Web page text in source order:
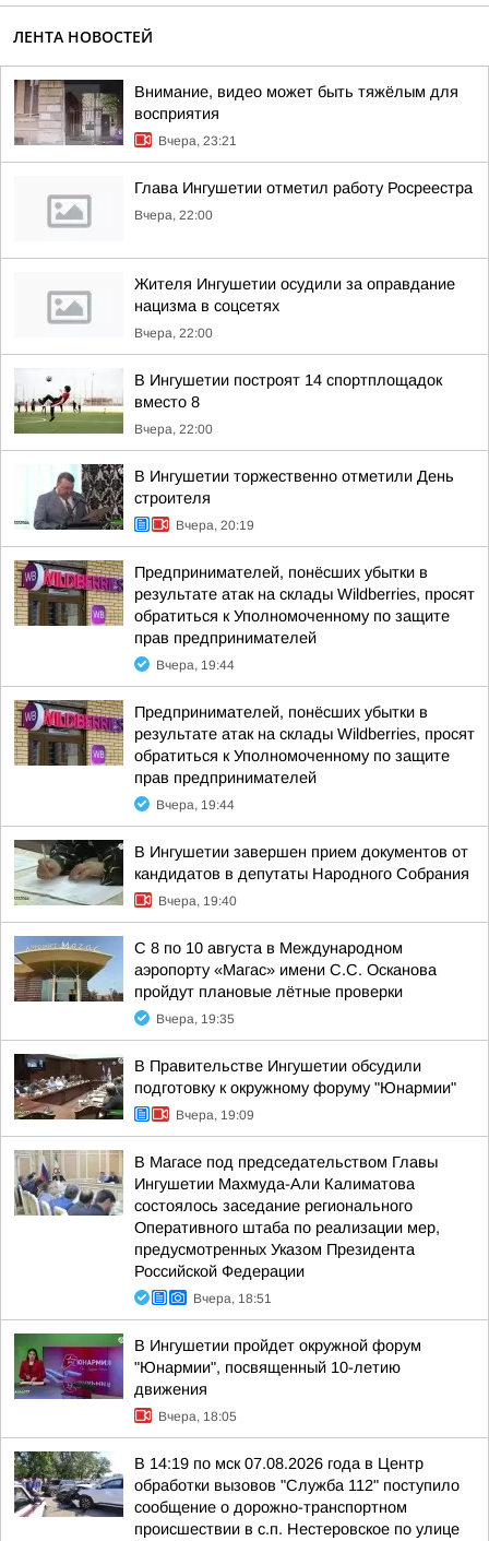
ЛЕНТА НОВОСТЕЙ
Внимание, видео может быть тяжёлым для
восприятия
Вчера, 23:21
Глава Ингушетии отметил работу Росреестра
Вчера, 22:00
Жителя Ингушетии осудили за оправдание
нацизма в соцсетях
Вчера, 22:00
В Ингушетии построят 14 спортплощадок
вместо 8
Вчера, 22:00
В Ингушетии торжественно отметили День
строителя
Вчера, 20:19
Предпринимателей, понёсших убытки в
результате атак на склады Wildberries, просят
обратиться к Уполномоченному по защите
прав предпринимателей
Вчера, 19:44
Предпринимателей, понёсших убытки в
результате атак на склады Wildberries, просят
обратиться к Уполномоченному по защите
прав предпринимателей
Вчера, 19:44
В Ингушетии завершен прием документов от
кандидатов в депутаты Народного Собрания
Вчера, 19:40
С 8 по 10 августа в Международном
аэропорту «Магас» имени С.С. Осканова
пройдут плановые лётные проверки
Вчера, 19:35
В Правительстве Ингушетии обсудили
подготовку к окружному форуму "Юнармии"
Вчера, 19:09
В Магасе под председательством Главы
Ингушетии Махмуда-Али Калиматова
состоялось заседание регионального
Оперативного штаба по реализации мер,
предусмотренных Указом Президента
Российской Федерации
Вчера, 18:51
В Ингушетии пройдет окружной форум
"Юнармии", посвященный 10-летию
движения
Вчера, 18:05
В 14:19 по мск 07.08.2026 года в Центр
обработки вызовов "Служба 112" поступило
сообщение о дорожно-транспортном
происшествии в с.п. Нестеровское по улице